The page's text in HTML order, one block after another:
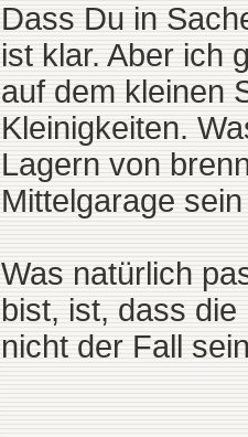
Dass Du in
ist klar. Aber ich
auf dem kleinen
Kleinigkeiten.
Lagern von
Mittelgarage
Was natürlich
bist, ist, dass
nicht der Fall